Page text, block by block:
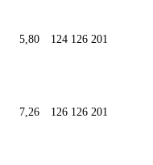
5,80 124 126 201
7,26 126 126 201